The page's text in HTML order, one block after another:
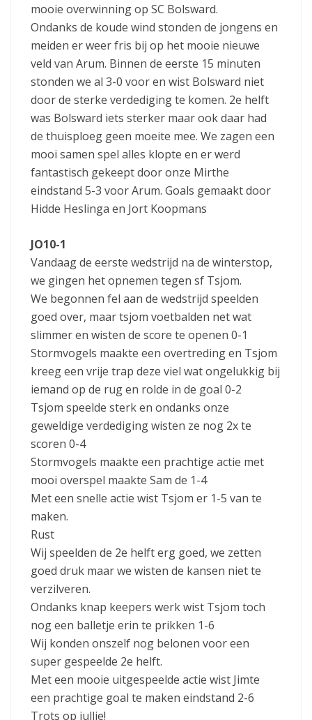
mooie overwinning op SC Bolsward.
Ondanks de koude wind stonden de jongens en
meiden er weer fris bij op het mooie nieuwe
veld van Arum. Binnen de eerste 15 minuten
stonden we al 3-0 voor en wist Bolsward niet
door de sterke verdediging te komen. 2e helft
was Bolsward iets sterker maar ook daar had
de thuisploeg geen moeite mee. We zagen een
mooi samen spel alles klopte en er werd
fantastisch gekeept door onze Mirthe
eindstand 5-3 voor Arum. Goals gemaakt door
Hidde Heslinga en Jort Koopmans
JO10-1
Vandaag de eerste wedstrijd na de winterstop,
we gingen het opnemen tegen sf Tsjom.
We begonnen fel aan de wedstrijd speelden
goed over, maar tsjom voetbalden net wat
slimmer en wisten de score te openen 0-1
Stormvogels maakte een overtreding en Tsjom
kreeg een vrije trap deze viel wat ongelukkig bij
iemand op de rug en rolde in de goal 0-2
Tsjom speelde sterk en ondanks onze
geweldige verdediging wisten ze nog 2x te
scoren 0-4
Stormvogels maakte een prachtige actie met
mooi overspel maakte Sam de 1-4
Met een snelle actie wist Tsjom er 1-5 van te
maken.
Rust
Wij speelden de 2e helft erg goed, we zetten
goed druk maar we wisten de kansen niet te
verzilveren.
Ondanks knap keepers werk wist Tsjom toch
nog een balletje erin te prikken 1-6
Wij konden onszelf nog belonen voor een
super gespeelde 2e helft.
Met een mooie uitgespeelde actie wist Jimte
een prachtige goal te maken eindstand 2-6
Trots op jullie!